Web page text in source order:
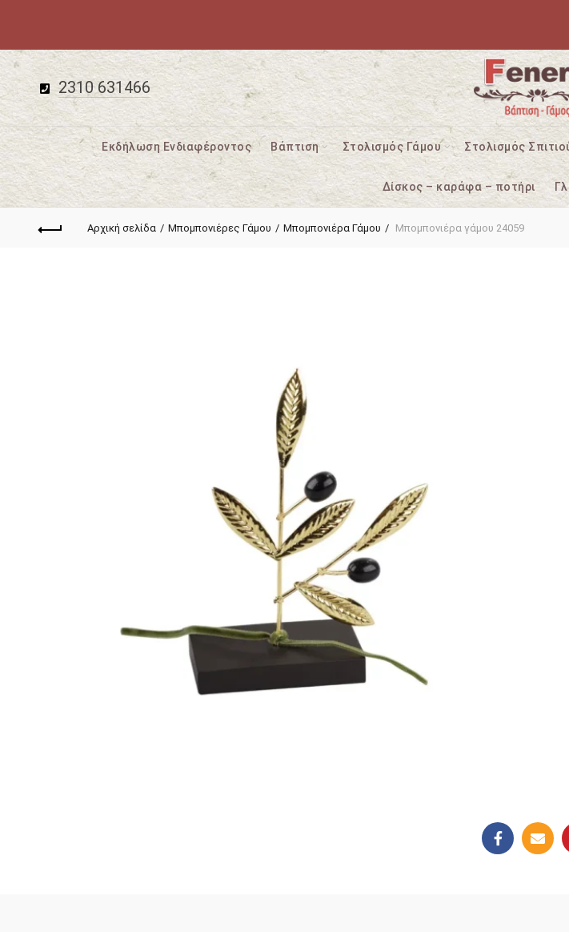
2310 631466
Εκδήλωση Ενδιαφέροντος Βάπτιση Στολισμός Γάμου Στολισμός
Δίσκος – καράφα – ποτήρι
Αρχική σελίδα Μπομπονιέρες Γάμου Μπομπονιέρα Γάμου Μπομπονιέρα γάμου 24059